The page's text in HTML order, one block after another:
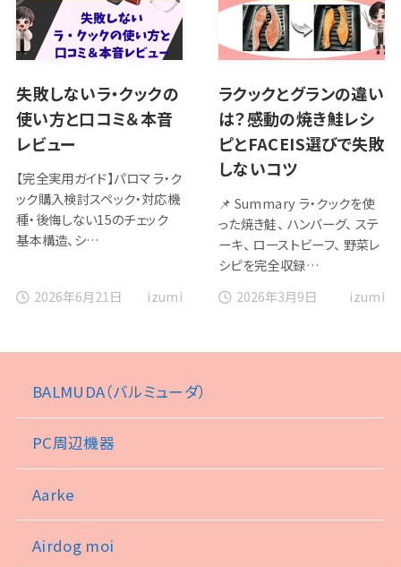
失敗しないラ・クックの
使い方と口コミ＆本音
レビュー
【完全実用ガイド】パロマ ラ・ク
ック購入検討スペック・対応機
種・後悔しない15のチェック
基本構造、シ…
2026年6月21日 izumi
ラクックとグランの違い
は？感動の焼き鮭レシ
ピとFACEIS選びで失敗
しないコツ
📌 Summary ラ・クックを使
った焼き鮭、 ハンバーグ、 ステ
ーキ、 ローストビーフ、 野菜レ
シピを完全収録…
2026年3月9日
izumi
BALMUDA（バルミューダ）
PC周辺機器
Aarke
Airdog moi